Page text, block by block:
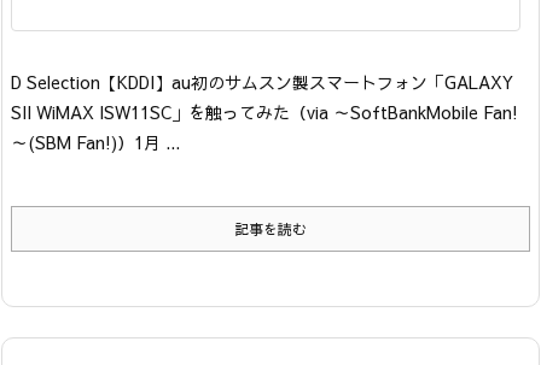
D Selection 【KDDI】au初のサムスン製スマートフォン「GALAXY
SII WiMAX ISW11SC」を触ってみた （via ～SoftBankMobile Fan!
～(SBM Fan!)） 1月 ...
記事を読む